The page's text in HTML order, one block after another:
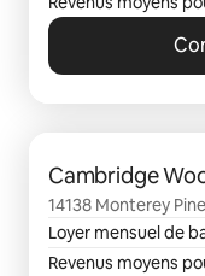
Cambridge
14138 Monterey
Loyer mensuel de
Revenus moyens